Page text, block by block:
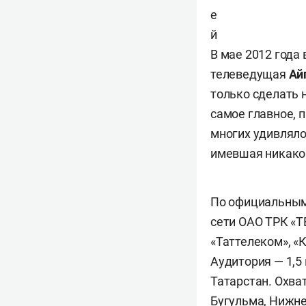
е
й
В мае 2012 года
телеведущая
только сделать
самое главное,
многих
имевшая
По официальным
сети ОАО ТРК
«Таттелеком»,
Аудитория — 1,5
Татарстан.
Бугульма,